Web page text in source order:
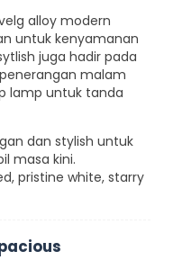
alloy modern
untuk kenyamanan
juga hadir pada
malam
lamp untuk tanda
dan stylish untuk
masa kini.
pristine white, starry